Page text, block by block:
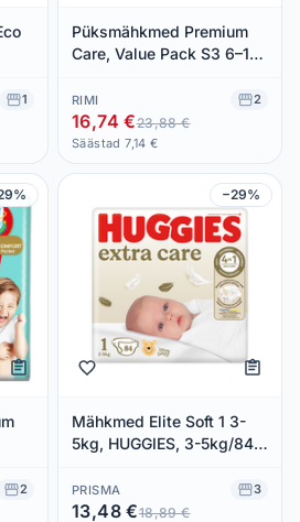
1
Püksmähkmed Premium
Care, Value Pack S3 6–11
RIMI 2
16,74 €23,88 €
Säästad 7,14 €
2
−29%
Mähkmed Elite Soft 1 3-
5kg, HUGGIES, 3-5kg/84
PRISMA 3
13,48 €18,89 €